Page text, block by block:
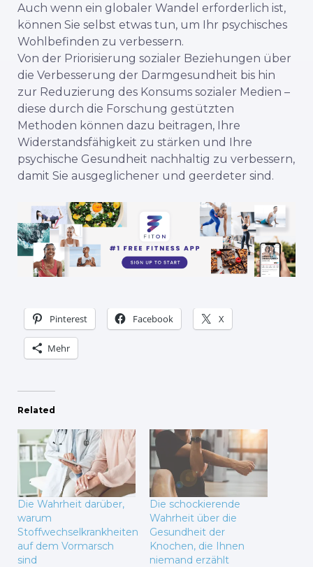
Auch wenn ein globaler Wandel erforderlich ist,
können Sie selbst etwas tun, um Ihr psychisches
Wohlbefinden zu verbessern.
Von der Priorisierung sozialer Beziehungen über
die Verbesserung der Darmgesundheit bis hin
zur Reduzierung des Konsums sozialer Medien –
diese durch die Forschung gestützten
Methoden können dazu beitragen, Ihre
Widerstandsfähigkeit zu stärken und Ihre
psychische Gesundheit nachhaltig zu verbessern,
damit Sie ausgeglichener und geerdeter sind.
Pinterest Facebook X
Mehr
Related
Die Wahrheit darüber,
warum
Stoffwechselkrankheiten
auf dem Vormarsch
sind
Die schockierende
Wahrheit über die
Gesundheit der
Knochen, die Ihnen
niemand erzählt